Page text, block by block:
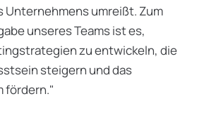
Unternehmens umreißt. Zum
unseres Teams ist es,
zu entwickeln, die
steigern und das
fördern."